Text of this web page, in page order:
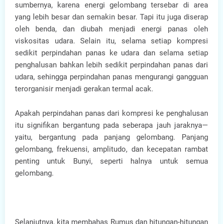
sumbernya, karena energi gelombang tersebar di area
yang lebih besar dan semakin besar. Tapi itu juga diserap
oleh benda, dan diubah menjadi energi panas oleh
viskositas udara. Selain itu, selama setiap kompresi
sedikit perpindahan panas ke udara dan selama setiap
penghalusan bahkan lebih sedikit perpindahan panas dari
udara, sehingga perpindahan panas mengurangi gangguan
terorganisir menjadi gerakan termal acak.
Apakah perpindahan panas dari kompresi ke penghalusan
itu signifikan bergantung pada seberapa jauh jaraknya—
yaitu, bergantung pada panjang gelombang. Panjang
gelombang, frekuensi, amplitudo, dan kecepatan rambat
penting untuk Bunyi, seperti halnya untuk semua
gelombang.
Selanjutnya, kita membahas Rumus dan hitungan-hitungan